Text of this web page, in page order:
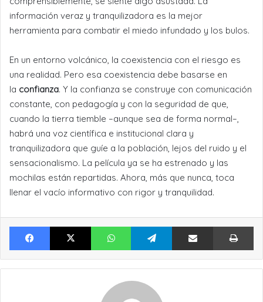
información veraz y tranquilizadora es la mejor
herramienta para combatir el miedo infundado y los bulos.
En un entorno volcánico, la coexistencia con el riesgo es
una realidad. Pero esa coexistencia debe basarse en
la confianza. Y la confianza se construye con comunicación
constante, con pedagogía y con la seguridad de que,
cuando la tierra tiemble –aunque sea de forma normal–,
habrá una voz científica e institucional clara y
tranquilizadora que guíe a la población, lejos del ruido y el
sensacionalismo. La película ya se ha estrenado y las
mochilas están repartidas. Ahora, más que nunca, toca
llenar el vacío informativo con rigor y tranquilidad.
Facebook X WhatsApp Telegram Compartir por Email